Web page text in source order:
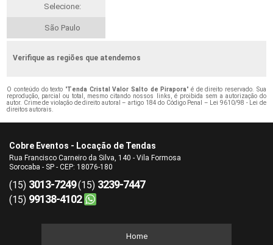
Selecione:
São Paulo
Verifique as regiões que atendemos
O conteúdo do texto "Tenda Cristal Valor Salto de Pirapora" é de direito reservado. Sua
reprodução, parcial ou total, mesmo citando nossos links, é proibida sem a autorização do
autor. Crime de violação de direito autoral – artigo 184 do Código Penal – Lei 9610/98 - Lei de
direitos autorais.
Cobre Eventos - Locação de Tendas
Rua Francisco Carneiro da Silva, 140 - Vila Formosa
Sorocaba - SP - CEP: 18076-180
(15) 3013-7249(15) 3239-7447
(15) 99138-4102
Home